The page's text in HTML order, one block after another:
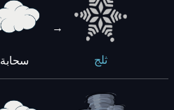
سحابة
→
ثلج